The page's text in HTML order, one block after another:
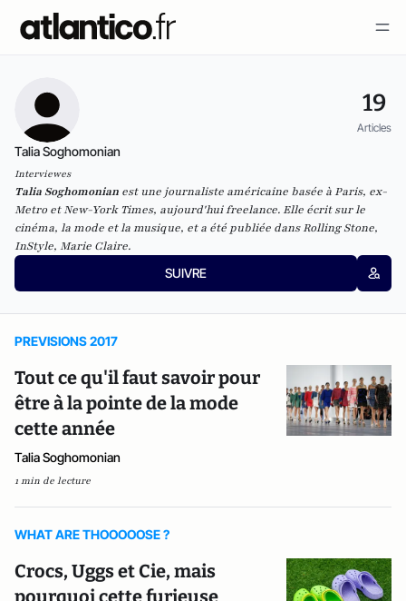
19
Articles
Talia Soghomonian
Interviewes
Talia Soghomonian est une journaliste américaine basée à Paris, ex-
Metro etNew-York Times, aujourd'hui freelance. Elle écrit sur le
cinéma, la mode et la musique, et a été publiée dansRolling Stone,
InStyle, Marie Claire.
SUIVRE
PREVISIONS 2017
Tout ce qu'il faut savoir pour
être à la pointe de la mode
cette année
Talia Soghomonian
1 min de lecture
WHAT ARE THOOOOOSE ?
Crocs, Uggs et Cie, mais
pourquoi cette furieuse